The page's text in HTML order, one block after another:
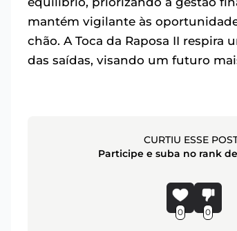
mantém vigilante às
chão. A Toca da Raposa II
das saídas, visando um futuro
CURTIU ESSE
Participe e suba no rank
0 0